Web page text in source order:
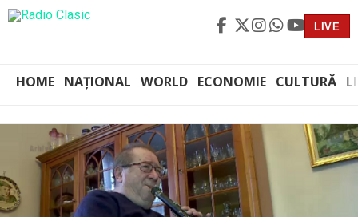
LIVE
HOME NAȚIONAL WORLD ECONOMIE CULTURĂ